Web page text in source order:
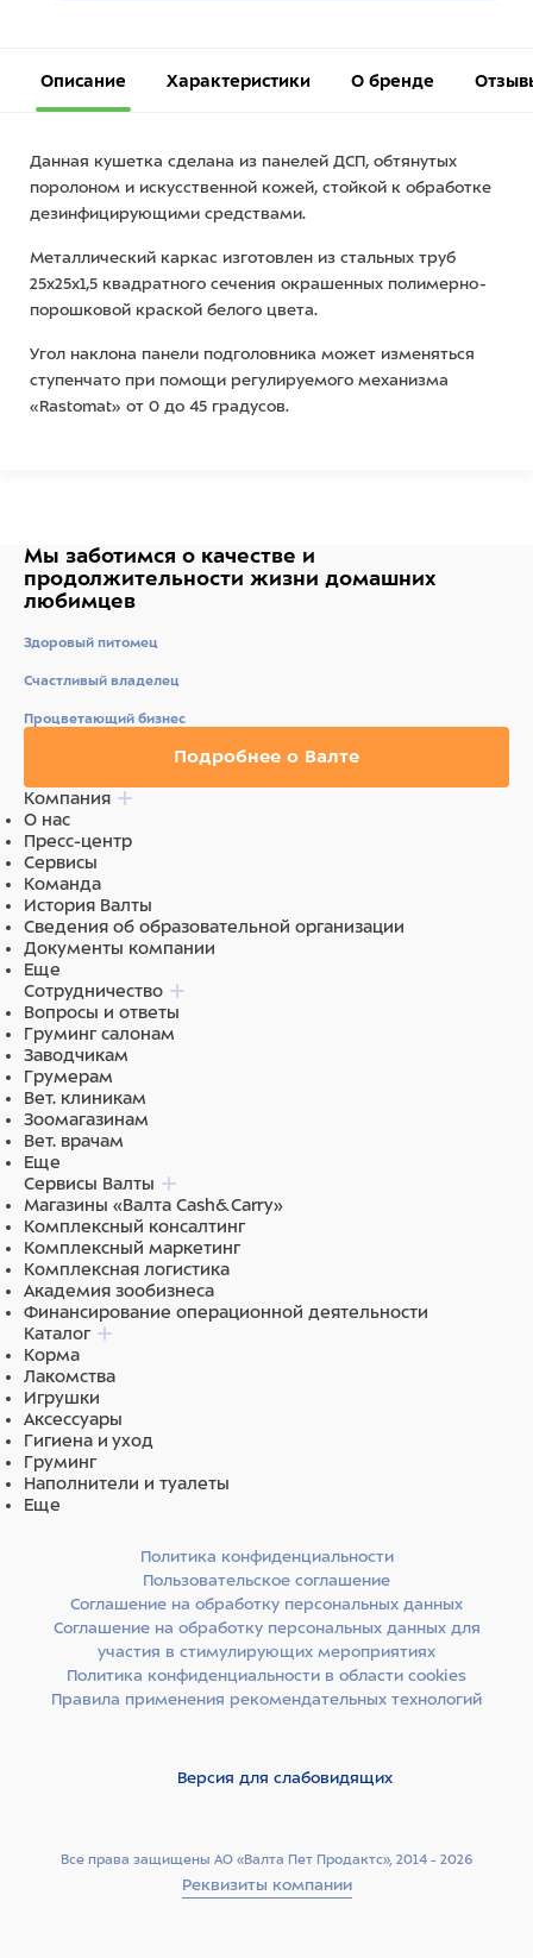
Описание Характеристики О бренде
Данная кушетка сделана из панелей ДСП, обтянутых
поролоном и искусственной кожей, стойкой к обработке
дезинфицирующими средствами.
Металлический каркас изготовлен из стальных труб
25х25х1,5 квадратного сечения окрашенных полимерно-
порошковой краской белого цвета.
Угол наклона панели подголовника может изменяться
ступенчато при помощи регулируемого механизма
«Rastomat» от 0 до 45 градусов.
Возможные цвета обивки: Бежевый, Бирюзовый,
Салатовый, Серый мрамор, Синий.
Мы заботимся о качестве и
продолжительности жизни домашних
любимцев
Здоровый питомец
Счастливый владелец
Процветающий бизнес
Подробнее о Валте
Компания
О нас
Пресс-центр
Сервисы
Команда
История Валты
Сведения об образовательной организации
Документы компании
Еще
Сотрудничество
Вопросы и ответы
Груминг салонам
Заводчикам
Грумерам
Вет. клиникам
Зоомагазинам
Вет. врачам
Еще
Сервисы Валты
Магазины «Валта Cash&Carry»
Комплексный консалтинг
Комплексный маркетинг
Комплексная логистика
Академия зообизнеса
Финансирование операционной деятельности
Каталог
Корма
Лакомства
Игрушки
Аксессуары
Гигиена и уход
Груминг
Наполнители и туалеты
Еще
Все права защищены АО «Валта Пет Продактс», 2014 - 2026
Реквизиты компании
Политика конфиденциальности
Пользовательское соглашение
Соглашение на обработку персональных данных
Соглашение на обработку персональных данных для
участия в стимулирующих мероприятиях
Политика конфиденциальности в области cookies
Правила применения рекомендательных технологий
Версия для слабовидящих